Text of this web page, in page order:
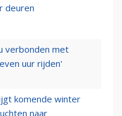
deuren
verbonden met
uur rijden'
komende winter
naar